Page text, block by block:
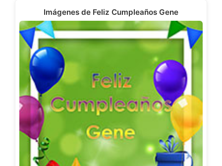
Imágenes de Feliz Cumpleaños Gene